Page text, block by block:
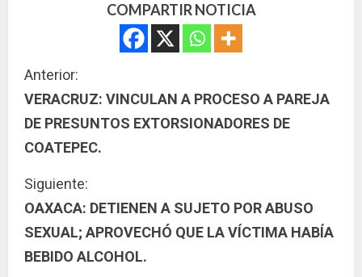
COMPARTIR NOTICIA
S
i
g
u
e
l
Anterior:
VERACRUZ: VINCULAN A PROCESO A PAREJA
DE PRESUNTOS EXTORSIONADORES DE
COATEPEC.
Siguiente:
OAXACA: DETIENEN A SUJETO POR ABUSO
SEXUAL; APROVECHÓ QUE LA VÍCTIMA HABÍA
BEBIDO ALCOHOL.